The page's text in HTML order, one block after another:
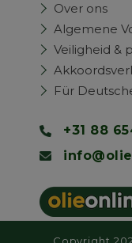
Over ons
Algemene
Veiligheid &
Für
+31 88